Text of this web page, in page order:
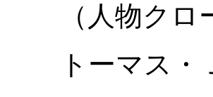
（人物ク
トーマス